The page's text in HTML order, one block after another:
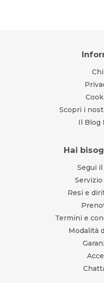
Scopri i
Il Blog
Hai
Segui
Resi e
Termini e
Modalità